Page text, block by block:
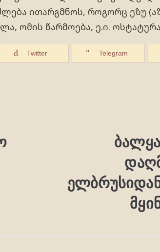
ითარგმნოს, როგორც ეზუ
ომის წარმოება, ე.ი.
Twitter Telegram
ელბრუსიდან